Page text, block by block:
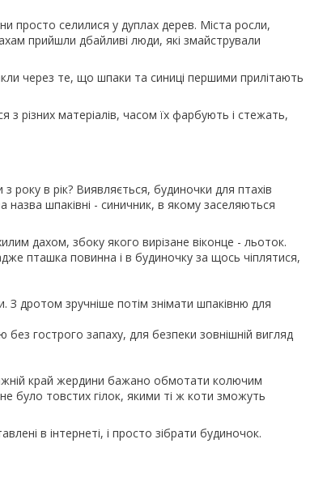
просто селилися у дуплах дерев. Міста росли,
прийшли дбайливі люди, які змайстрували
через те, що шпаки та синиці першими прилітають
з різних матеріалів, часом їх фарбують і стежать,
в рік? Виявляється, будиночки для птахів
назва шпаківні - синичник, в якому заселяються
дахом, збоку якого вирізане віконце - льоток.
пташка повинна і в будиночку за щось чіплятися,
дротом зручніше потім знімати шпаківню для
гострого запаху, для безпеки зовнішній вигляд
край жердини бажано обмотати колючим
було товстих гілок, якими ті ж коти зможуть
в інтернеті, і просто зібрати будиночок.